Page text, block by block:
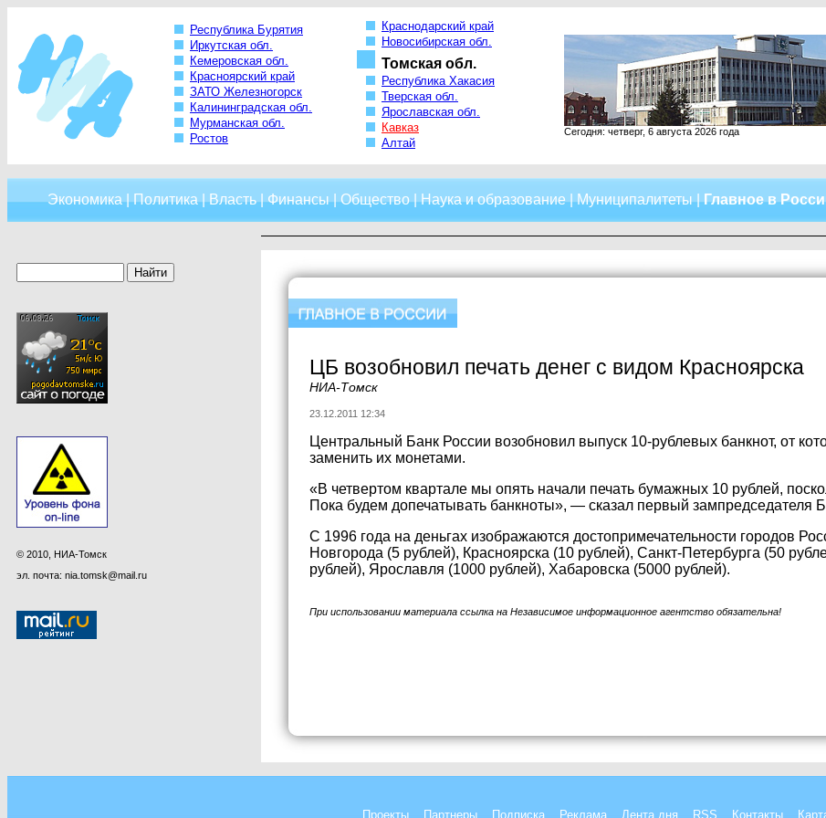
Республика Бурятия
Иркутская обл.
Кемеровская обл.
Красноярский край
ЗАТО Железногорск
Калининградская обл.
Мурманская обл.
Ростов
Краснодарский край
Новосибирская обл.
Томская обл.
Республика Хакасия
Тверская обл.
Ярославская обл.
Кавказ
Алтай
Сегодня: четверг, 6 августа 2026 года
Экономика|Политика|Власть|Финансы|Общество|Наука и образование|Муниципалитеты|Главное в
© 2010, НИА-Томск
эл. почта: nia.tomsk@mail.ru
ЦБ возобновил печать денег с видом Красноярска
НИА-Томск
23.12.2011 12:34
Центральный Банк России возобновил выпуск 10-рублевых банкнот, от
заменить их монетами.
«В четвертом квартале мы опять начали печать бумажных 10 рублей,
Пока будем допечатывать банкноты», — сказал первый зампредседателя
С 1996 года на деньгах изображаются достопримечательности городов
Новгорода (5 рублей), Красноярска (10 рублей), Санкт-Петербурга (50
рублей), Ярославля (1000 рублей), Хабаровска (5000 рублей).
При использовании материала ссылка на Независимое информационное агентство обязательна!
Проекты Партнеры Подписка Реклама Лента дня RSS Контакты